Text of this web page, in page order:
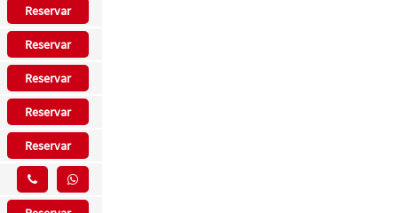
Reservar
Reservar
Reservar
Reservar
Reservar